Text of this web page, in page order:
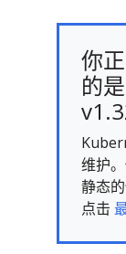
你
的
维护
静态
点击